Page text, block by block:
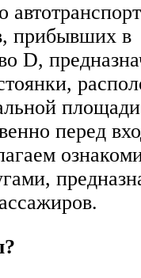
прибывших в
D,
площади
перед